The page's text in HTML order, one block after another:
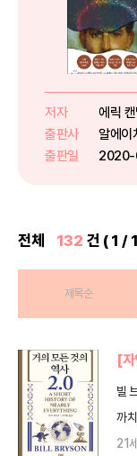
저자
에릭 캔
출판사
알에이
출판일
전체 132 건 ( 1 /
제목순
[
빌
까
21